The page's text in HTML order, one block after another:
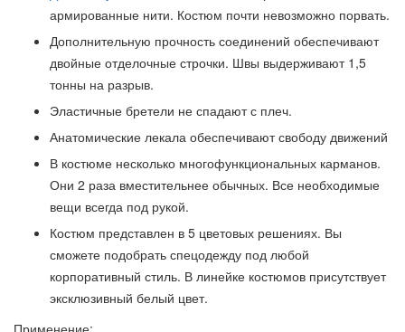
армированные нити. Костюм почти невозможно порвать.
Дополнительную прочность соединений обеспечивают
двойные отделочные строчки. Швы выдерживают 1,5
тонны на разрыв.
Эластичные бретели не спадают с плеч.
Анатомические лекала обеспечивают свободу движений
В костюме несколько многофункциональных карманов.
Они 2 раза вместительнее обычных. Все необходимые
вещи всегда под рукой.
Костюм представлен в 5 цветовых решениях. Вы
сможете подобрать спецодежду под любой
корпоративный стиль. В линейке костюмов присутствует
эксклюзивный белый цвет.
Применение: